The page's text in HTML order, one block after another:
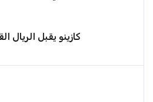
كازينو يقبل